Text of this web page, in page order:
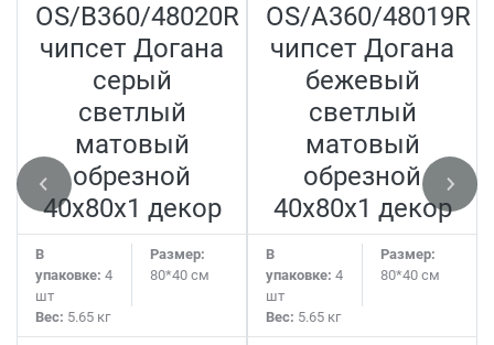
OS/B360/48020R
чипсет Догана
серый
светлый
матовый
обрезной
40x80x1 декор
В
упаковке: 4
шт
Размер:
80*40 см
Вес: 5.65 кг
OS/A360/48019R
чипсет Догана
бежевый
светлый
матовый
обрезной
40x80x1 декор
В
упаковке: 4
шт
Размер:
80*40 см
Вес: 5.65 кг